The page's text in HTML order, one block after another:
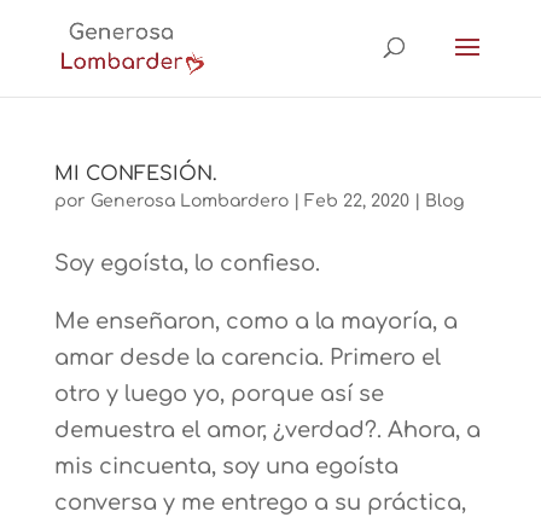
MI CONFESIÓN.
por Generosa Lombardero| Feb 22, 2020| Blog
Soy egoísta, lo confieso.
Me enseñaron, como a la mayoría, a
amar desde la carencia. Primero el
otro y luego yo, porque así se
demuestra el amor, ¿verdad?. Ahora, a
mis cincuenta, soy una egoísta
conversa y me entrego a su práctica,